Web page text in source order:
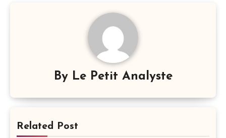
By Le Petit Analyste
Related Post